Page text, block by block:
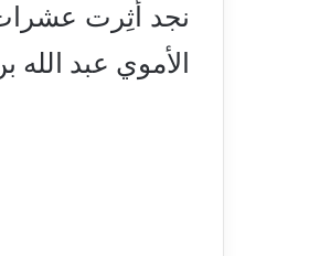
نجد أُثِرت عشرات
الأموي عبد الله